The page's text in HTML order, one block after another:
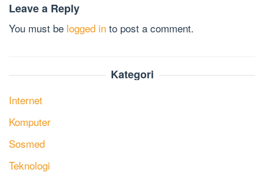
Leave a Reply
You must be logged in to post a comment.
Kategori
Internet
Komputer
Sosmed
Teknologi